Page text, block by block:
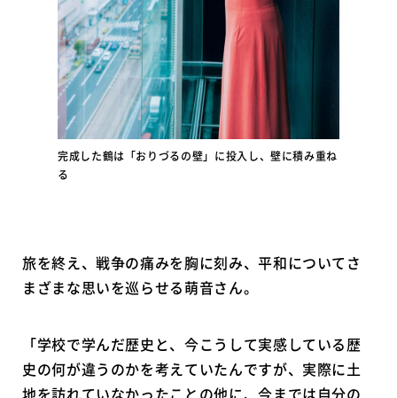
完成した鶴は「おりづるの壁」に投入し、壁に積み重ね
る
旅を終え、戦争の痛みを胸に刻み、平和についてさ
まざまな思いを巡らせる萌音さん。
「学校で学んだ歴史と、今こうして実感している歴
史の何が違うのかを考えていたんですが、実際に土